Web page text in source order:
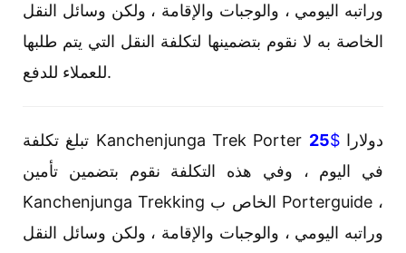
وراتبه اليومي ، والوجبات والإقامة ، ولكن وسائل النقل
الخاصة به لا نقوم بتضمينها لتكلفة النقل التي يتم طلبها
للعملاء للدفع.
تبلغ تكلفة Kanchenjunga Trek Porter 25$دولارا
في اليوم ، وفي هذه التكلفة نقوم بتضمين تأمين
Kanchenjunga Trekking الخاص ب Porterguide ،
وراتبه اليومي ، والوجبات والإقامة ، ولكن وسائل النقل